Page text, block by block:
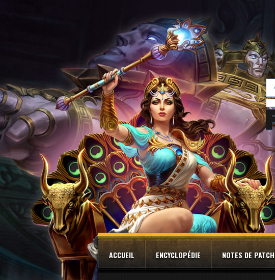
ACCUEIL ENCYCLOPÉDIE NOTES DE PATCH